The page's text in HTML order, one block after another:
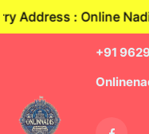
: Online Nadis,
+91